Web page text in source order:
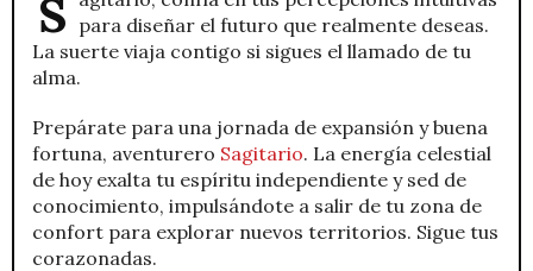
Sagitario, confía en tus percepciones intuitivas para diseñar el futuro que realmente deseas.
La suerte viaja contigo si sigues el llamado de tu
alma.
Prepárate para una jornada de expansión y buena
fortuna, aventurero Sagitario. La energía celestial
de hoy exalta tu espíritu independiente y sed de
conocimiento, impulsándote a salir de tu zona de
confort para explorar nuevos territorios. Sigue tus
corazonadas.